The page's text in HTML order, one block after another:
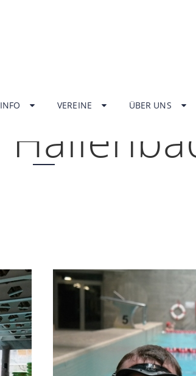
INFO VEREINE ÜBER UNS